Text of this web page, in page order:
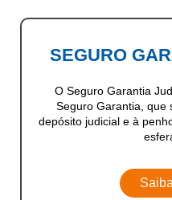
SEGURO
O Seguro Garantia
Seguro Garantia, que
depósito judicial e à